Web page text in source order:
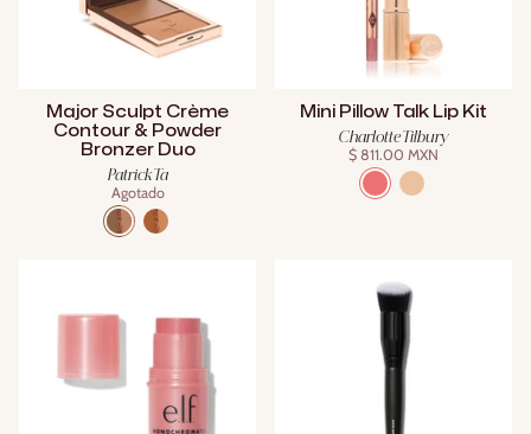
Major Sculpt Crème
Contour & Powder
Bronzer Duo
Patrick Ta
Agotado
Mini Pillow Talk Lip Kit
Charlotte Tilbury
$ 811.00 MXN